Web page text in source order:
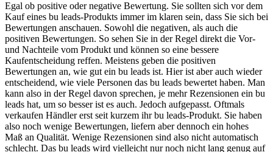
Egal ob positive oder negative Bewertung. Sie sollten sich vor dem
Kauf eines bu leads-Produkts immer im klaren sein, dass Sie sich bei
Bewertungen anschauen. Sowohl die negativen, als auch die
positiven Bewertungen. So sehen Sie in der Regel direkt die Vor-
und Nachteile vom Produkt und können so eine bessere
Kaufentscheidung reffen. Meistens geben die positiven
Bewertungen an, wie gut ein bu leads ist. Hier ist aber auch wieder
entscheidend, wie viele Personen das bu leads bewertet haben. Man
kann also in der Regel davon sprechen, je mehr Rezensionen ein bu
leads hat, um so besser ist es auch. Jedoch aufgepasst. Oftmals
verkaufen Händler erst seit kurzem ihr bu leads-Produkt. Sie haben
also noch wenige Bewertungen, liefern aber dennoch ein hohes
Maß an Qualität. Wenige Rezensionen sind also nicht automatisch
schlecht. Das bu leads wird vielleicht nur noch nicht lang genug auf